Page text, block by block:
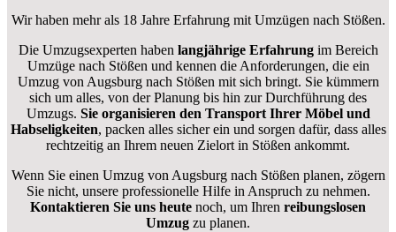
Wir haben mehr als 18 Jahre Erfahrung mit Umzügen nach Stößen.
Die Umzugsexperten haben langjährige Erfahrungim Bereich
Umzüge nach Stößen und kennen die Anforderungen, die ein
Umzug von Augsburg nach Stößen mit sich bringt. Sie kümmern
sich um alles, von der Planung bis hin zur Durchführung des
Umzugs. Sie organisieren den Transport Ihrer Möbel und
Habseligkeiten, packen alles sicher ein und sorgen dafür, dass alles
rechtzeitig an Ihrem neuen Zielort in Stößen ankommt.
Wenn Sie einen Umzug von Augsburg nach Stößen planen, zögern
Sie nicht, unsere professionelle Hilfe in Anspruch zu nehmen.
Kontaktieren Sie uns heute noch, um Ihren reibungslosen
Umzug zu planen.